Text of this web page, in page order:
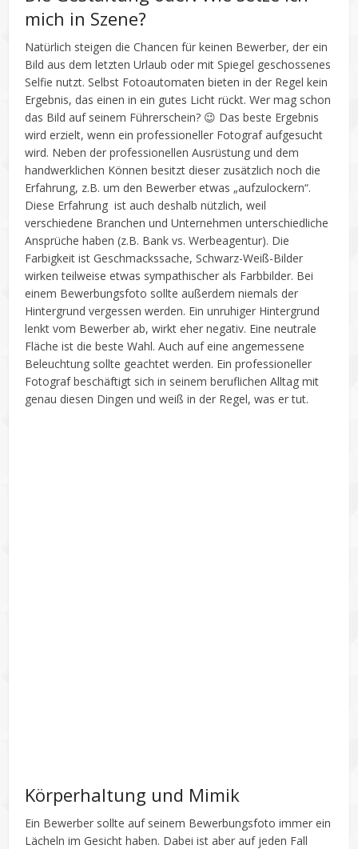
mich in Szene?
Natürlich steigen die Chancen für keinen Bewerber, der ein
Bild aus dem letzten Urlaub oder mit Spiegel geschossenes
Selfie nutzt. Selbst Fotoautomaten bieten in der Regel kein
Ergebnis, das einen in ein gutes Licht rückt. Wer mag schon
das Bild auf seinem Führerschein? 😉 Das beste Ergebnis
wird erzielt, wenn ein professioneller Fotograf aufgesucht
wird. Neben der professionellen Ausrüstung und dem
handwerklichen Können besitzt dieser zusätzlich noch die
Erfahrung, z.B. um den Bewerber etwas „aufzulockern“.
Diese Erfahrung ist auch deshalb nützlich, weil
verschiedene Branchen und Unternehmen unterschiedliche
Ansprüche haben (z.B. Bank vs. Werbeagentur). Die
Farbigkeit ist Geschmackssache, Schwarz-Weiß-Bilder
wirken teilweise etwas sympathischer als Farbbilder. Bei
einem Bewerbungsfoto sollte außerdem niemals der
Hintergrund vergessen werden. Ein unruhiger Hintergrund
lenkt vom Bewerber ab, wirkt eher negativ. Eine neutrale
Fläche ist die beste Wahl. Auch auf eine angemessene
Beleuchtung sollte geachtet werden. Ein professioneller
Fotograf beschäftigt sich in seinem beruflichen Alltag mit
genau diesen Dingen und weiß in der Regel, was er tut.
Körperhaltung und Mimik
Ein Bewerber sollte auf seinem Bewerbungsfoto immer ein
Lächeln im Gesicht haben. Dabei ist aber auf jeden Fall